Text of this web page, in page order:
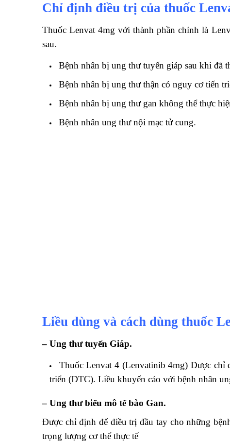
Chỉ định điều trị của thuốc
Thuốc Lenvat 4mg với thành phần chính là
sau.
Bệnh nhân bị ung thư tuyến giáp sau khi đã
Bệnh nhân bị ung thư thận có nguy cơ tiến
Bệnh nhân bị ung thư gan không thể thực
Bệnh nhân ung thư nội mạc tử cung.
Liều dùng và cách dùng thuốc
– Ung thư tuyến Giáp.
Thuốc Lenvat 4 (Lenvatinib 4mg) Được chỉ
triển (DTC). Liều khuyến cáo với bệnh nhân
– Ung thư biểu mô tế bào Gan.
Được chỉ định để điều trị đầu tay cho những
trọng lượng cơ thể thực tế